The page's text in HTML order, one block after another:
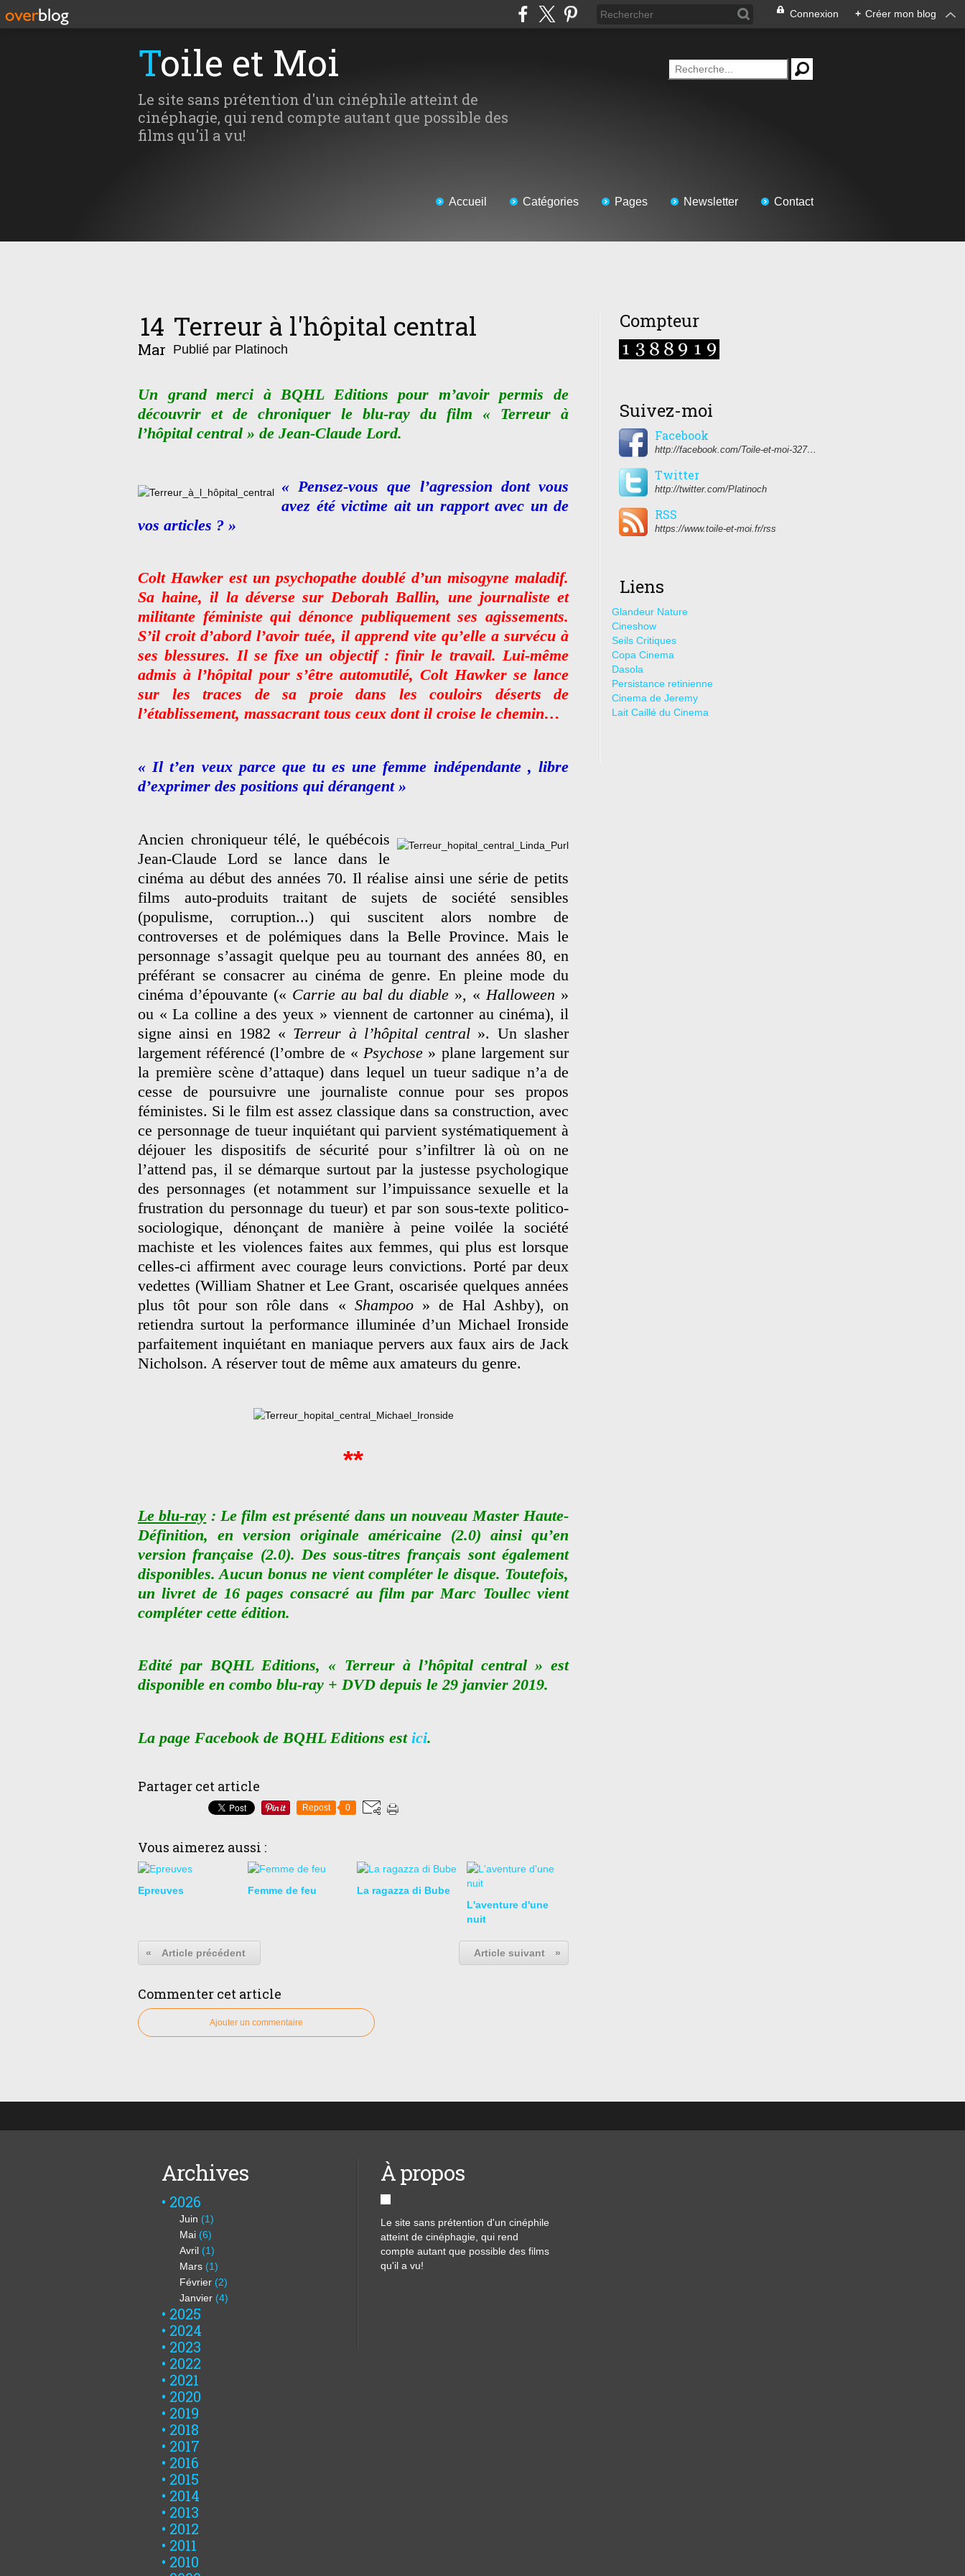
Connexion + Créer mon blog
Toile et Moi
Le site sans prétention d'un cinéphile atteint de
cinéphagie, qui rend compte autant que possible des
films qu'il a vu!
Accueil Catégories Pages Newsletter Contact
14
Mar
Terreur à l'hôpital central
Publié par Platinoch
Un grand merci à BQHL Editions pour m’avoir permis de
découvrir et de chroniquer le blu-ray du film « Terreur à
l’hôpital central » de Jean-Claude Lord.
« Pensez-vous que l’agression dont vous
avez été victime ait un rapport avec un de
vos articles ? »
Colt Hawker est un psychopathe doublé d’un misogyne maladif.
Sa haine, il la déverse sur Deborah Ballin, une journaliste et
militante féministe qui dénonce publiquement ses agissements.
S’il croit d’abord l’avoir tuée, il apprend vite qu’elle a survécu à
ses blessures. Il se fixe un objectif : finir le travail. Lui-même
admis à l’hôpital pour s’être automutilé, Colt Hawker se lance
sur les traces de sa proie dans les couloirs déserts de
l’établissement, massacrant tous ceux dont il croise le chemin…
« Il t’en veux parce que tu es une femme indépendante , libre
d’exprimer des positions qui dérangent »
Ancien chroniqueur télé, le québécois
Jean-Claude Lord se lance dans le
cinéma au début des années 70. Il réalise ainsi une série de petits
films auto-produits traitant de sujets de société sensibles
(populisme, corruption...) qui suscitent alors nombre de
controverses et de polémiques dans la Belle Province. Mais le
personnage s’assagit quelque peu au tournant des années 80, en
préférant se consacrer au cinéma de genre. En pleine mode du
cinéma d’épouvante (« Carrie au bal du diable », « Halloween »
ou « La colline a des yeux » viennent de cartonner au cinéma), il
signe ainsi en 1982 « Terreur à l’hôpital central ». Un slasher
largement référencé (l’ombre de « Psychose » plane largement sur
la première scène d’attaque) dans lequel un tueur sadique n’a de
cesse de poursuivre une journaliste connue pour ses propos
féministes. Si le film est assez classique dans sa construction, avec
ce personnage de tueur inquiétant qui parvient systématiquement à
déjouer les dispositifs de sécurité pour s’infiltrer là où on ne
l’attend pas, il se démarque surtout par la justesse psychologique
des personnages (et notamment sur l’impuissance sexuelle et la
frustration du personnage du tueur) et par son sous-texte politico-
sociologique, dénonçant de manière à peine voilée la société
machiste et les violences faites aux femmes, qui plus est lorsque
celles-ci affirment avec courage leurs convictions. Porté par deux
vedettes (William Shatner et Lee Grant, oscarisée quelques années
plus tôt pour son rôle dans « Shampoo » de Hal Ashby), on
retiendra surtout la performance illuminée d’un Michael Ironside
parfaitement inquiétant en maniaque pervers aux faux airs de Jack
Nicholson. A réserver tout de même aux amateurs du genre.
**
Le blu-ray : Le film est présenté dans un nouveau Master Haute-
Définition, en version originale américaine (2.0) ainsi qu’en
version française (2.0). Des sous-titres français sont également
disponibles. Aucun bonus ne vient compléter le disque. Toutefois,
un livret de 16 pages consacré au film par Marc Toullec vient
compléter cette édition.
Edité par BQHL Editions, « Terreur à l’hôpital central » est
disponible en combo blu-ray + DVD depuis le 29 janvier 2019.
La page Facebook de BQHL Editions est ici.
Partager cet article
Repost 0
Vous aimerez aussi :
Epreuves Femme de feu
La ragazza di Bube
L'aventure d'une
nuit
« Article précédent Article suivant »
Commenter cet article
Ajouter un commentaire
Compteur
Suivez-moi
Facebook
http://facebook.com/Toile-et-moi-327459350627274/
Twitter
http://twitter.com/Platinoch
RSS
https://www.toile-et-moi.fr/rss
Liens
Glandeur Nature
Cineshow
Seils Critiques
Copa Cinema
Dasola
Persistance retinienne
Cinema de Jeremy
Lait Caillé du Cinema
Archives
2026
Juin (1)
Mai (6)
Avril (1)
Mars (1)
Février (2)
Janvier (4)
2025
2024
2023
2022
2021
2020
2019
2018
2017
2016
2015
2014
2013
2012
2011
2010
À propos
Le site sans prétention d'un cinéphile
atteint de cinéphagie, qui rend
compte autant que possible des films
qu'il a vu!